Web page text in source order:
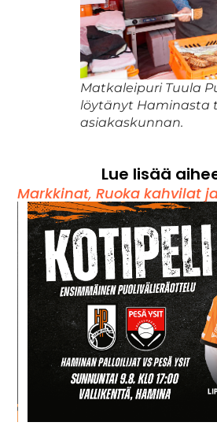
Matkaleipuri Tuula
löytänyt Haminasta
asiakaskunnan.
Lue lisää
Markkinat,Ruoka kahvilat